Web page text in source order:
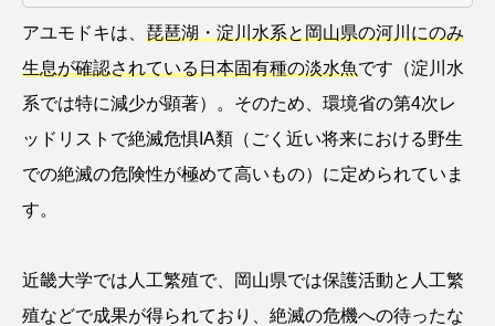
カイロウドウケツ カイワリ
カエルアンコウ カガミガイ カキ
カクレクマノミ カゴカマス カジカ
カレイ カワウソ カワハギ
アユモドキは、 琵琶湖・淀川水系と岡山県の河川にのみ
生息が確認されている日本固有種の淡水魚です（淀川水
系では特に減少が顕著）。そのため、環境省の第4次レ
ッドリストで絶滅危惧IA類（ごく近い将来における野生
での絶滅の危険性が極めて高いもの）に定められていま
す。
近畿大学では人工繁殖で、岡山県では保護活動と人工繁
殖などで成果が得られており、絶滅の危機への待ったな